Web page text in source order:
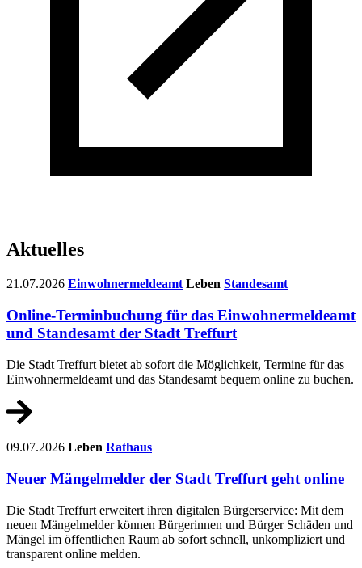
Aktuelles
21.07.2026 Einwohnermeldeamt Leben Standesamt
Online-Terminbuchung für das Einwohnermeldeamt
und Standesamt der Stadt Treffurt
Die Stadt Treffurt bietet ab sofort die Möglichkeit, Termine für das
Einwohnermeldeamt und das Standesamt bequem online zu buchen.
09.07.2026 Leben Rathaus
Neuer Mängelmelder der Stadt Treffurt geht online
Die Stadt Treffurt erweitert ihren digitalen Bürgerservice: Mit dem
neuen Mängelmelder können Bürgerinnen und Bürger Schäden und
Mängel im öffentlichen Raum ab sofort schnell, unkompliziert und
transparent online melden.